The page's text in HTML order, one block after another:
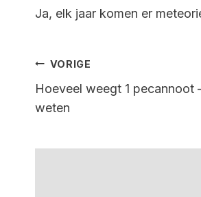
Ja, elk jaar komen er
Bericht
Navigatie
VORIGE
Hoeveel weegt 1 pecannoot
weten